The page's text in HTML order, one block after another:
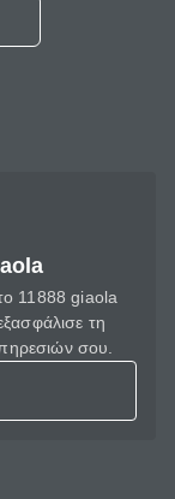
11888 giaola
τη
σου.